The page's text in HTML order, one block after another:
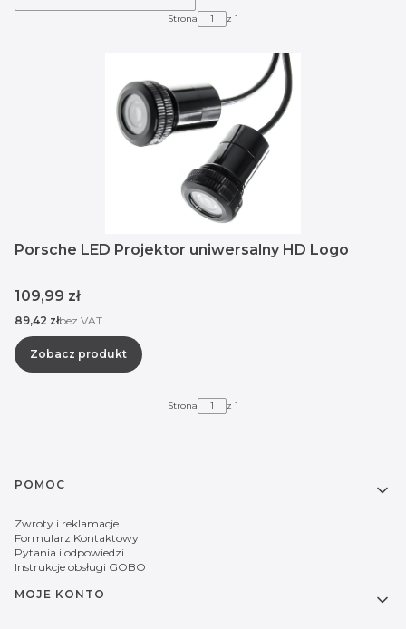
Strona z 1
Porsche LED Projektor uniwersalny HD Logo
Cena
109,99 zł
Cena
89,42 złbez VAT
Zobacz produkt
Strona z 1
Linki w stopce
POMOC
Zwroty i reklamacje
Formularz Kontaktowy
Pytania i odpowiedzi
Instrukcje obsługi GOBO
MOJE KONTO